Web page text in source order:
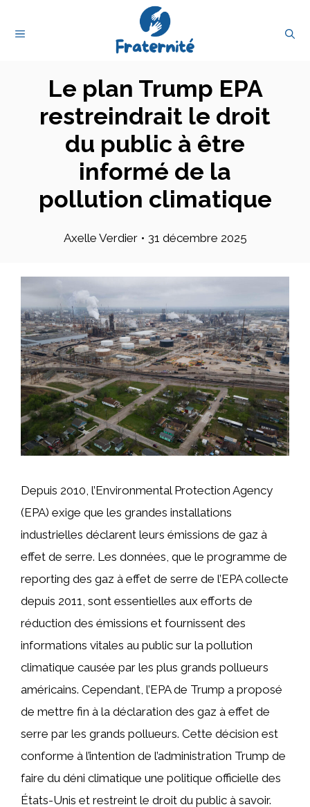
MENU
Le plan Trump EPA
restreindrait le droit
du public à être
informé de la
pollution climatique
Axelle Verdier • 31 décembre 2025
Depuis 2010, l’Environmental Protection Agency
(EPA) exige que les grandes installations
industrielles déclarent leurs émissions de gaz à
effet de serre. Les données, que le programme de
reporting des gaz à effet de serre de l’EPA collecte
depuis 2011, sont essentielles aux efforts de
réduction des émissions et fournissent des
informations vitales au public sur la pollution
climatique causée par les plus grands pollueurs
américains. Cependant, l’EPA de Trump a proposé
de mettre fin à la déclaration des gaz à effet de
serre par les grands pollueurs. Cette décision est
conforme à l’intention de l’administration Trump de
faire du déni climatique une politique officielle des
États-Unis et restreint le droit du public à savoir.